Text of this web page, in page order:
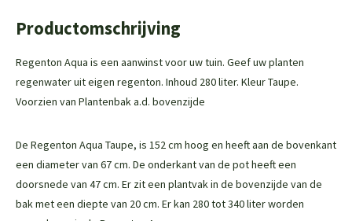
Productomschrijving
Regenton Aqua is een aanwinst voor uw tuin. Geef uw planten
regenwater uit eigen regenton. Inhoud 280 liter. Kleur Taupe.
Voorzien van Plantenbak a.d. bovenzijde
De Regenton Aqua Taupe, is 152 cm hoog en heeft aan de bovenkant
een diameter van 67 cm. De onderkant van de pot heeft een
doorsnede van 47 cm. Er zit een plantvak in de bovenzijde van de
bak met een diepte van 20 cm. Er kan 280 tot 340 liter worden